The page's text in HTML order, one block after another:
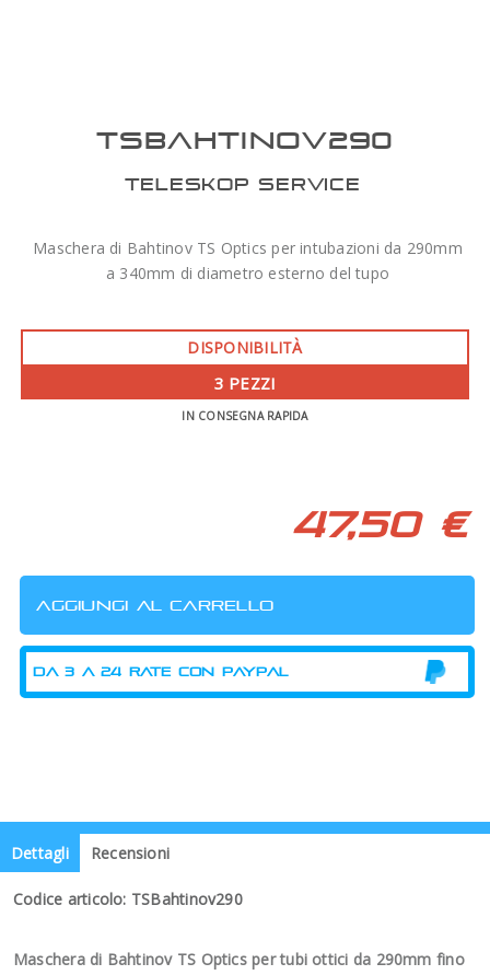
TSBAHTINOV290
TELESKOP SERVICE
Maschera di Bahtinov TS Optics per intubazioni da 290mm
a 340mm di diametro esterno del tupo
DISPONIBILITÀ
3 PEZZI
IN CONSEGNA RAPIDA
47,50 €
Dettagli Recensioni
Codice articolo: TSBahtinov290
Maschera di Bahtinov TS Optics per tubi ottici da 290mm fino